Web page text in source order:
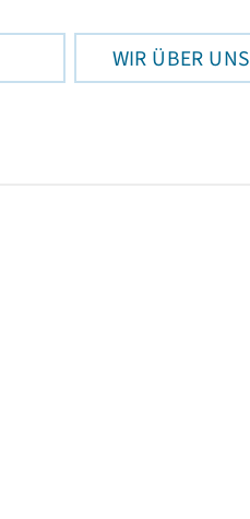
WIR ÜBER UNS